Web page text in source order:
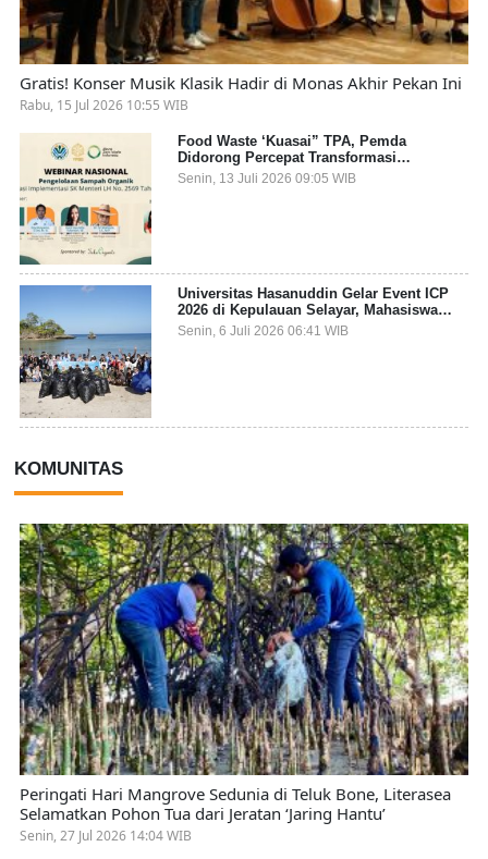
Gratis! Konser Musik Klasik Hadir di Monas Akhir Pekan Ini
Rabu, 15 Jul 2026 10:55 WIB
Food Waste ‘Kuasai” TPA, Pemda
Didorong Percepat Transformasi
Pengelolaan Sampah Organik dari Sumber
Senin, 13 Juli 2026 09:05 WIB
Universitas Hasanuddin Gelar Event ICP
2026 di Kepulauan Selayar, Mahasiswa
dari 27 Negara Jadi Partisipan
Senin, 6 Juli 2026 06:41 WIB
KOMUNITAS
Peringati Hari Mangrove Sedunia di Teluk Bone, Literasea
Selamatkan Pohon Tua dari Jeratan ‘Jaring Hantu’
Senin, 27 Jul 2026 14:04 WIB